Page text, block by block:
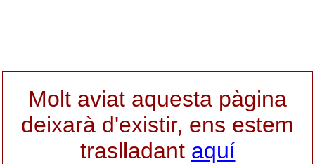
Molt aviat aquesta pàgina
deixarà d'existir, ens estem
traslladant aquí